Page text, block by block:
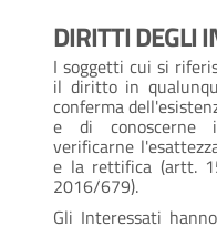
DIRITTI DEGLI
I soggetti cui si
il diritto in
conferma
e di conoscerne
verificarne
e la rettifica (artt.
2016/679).
Gli Interessati